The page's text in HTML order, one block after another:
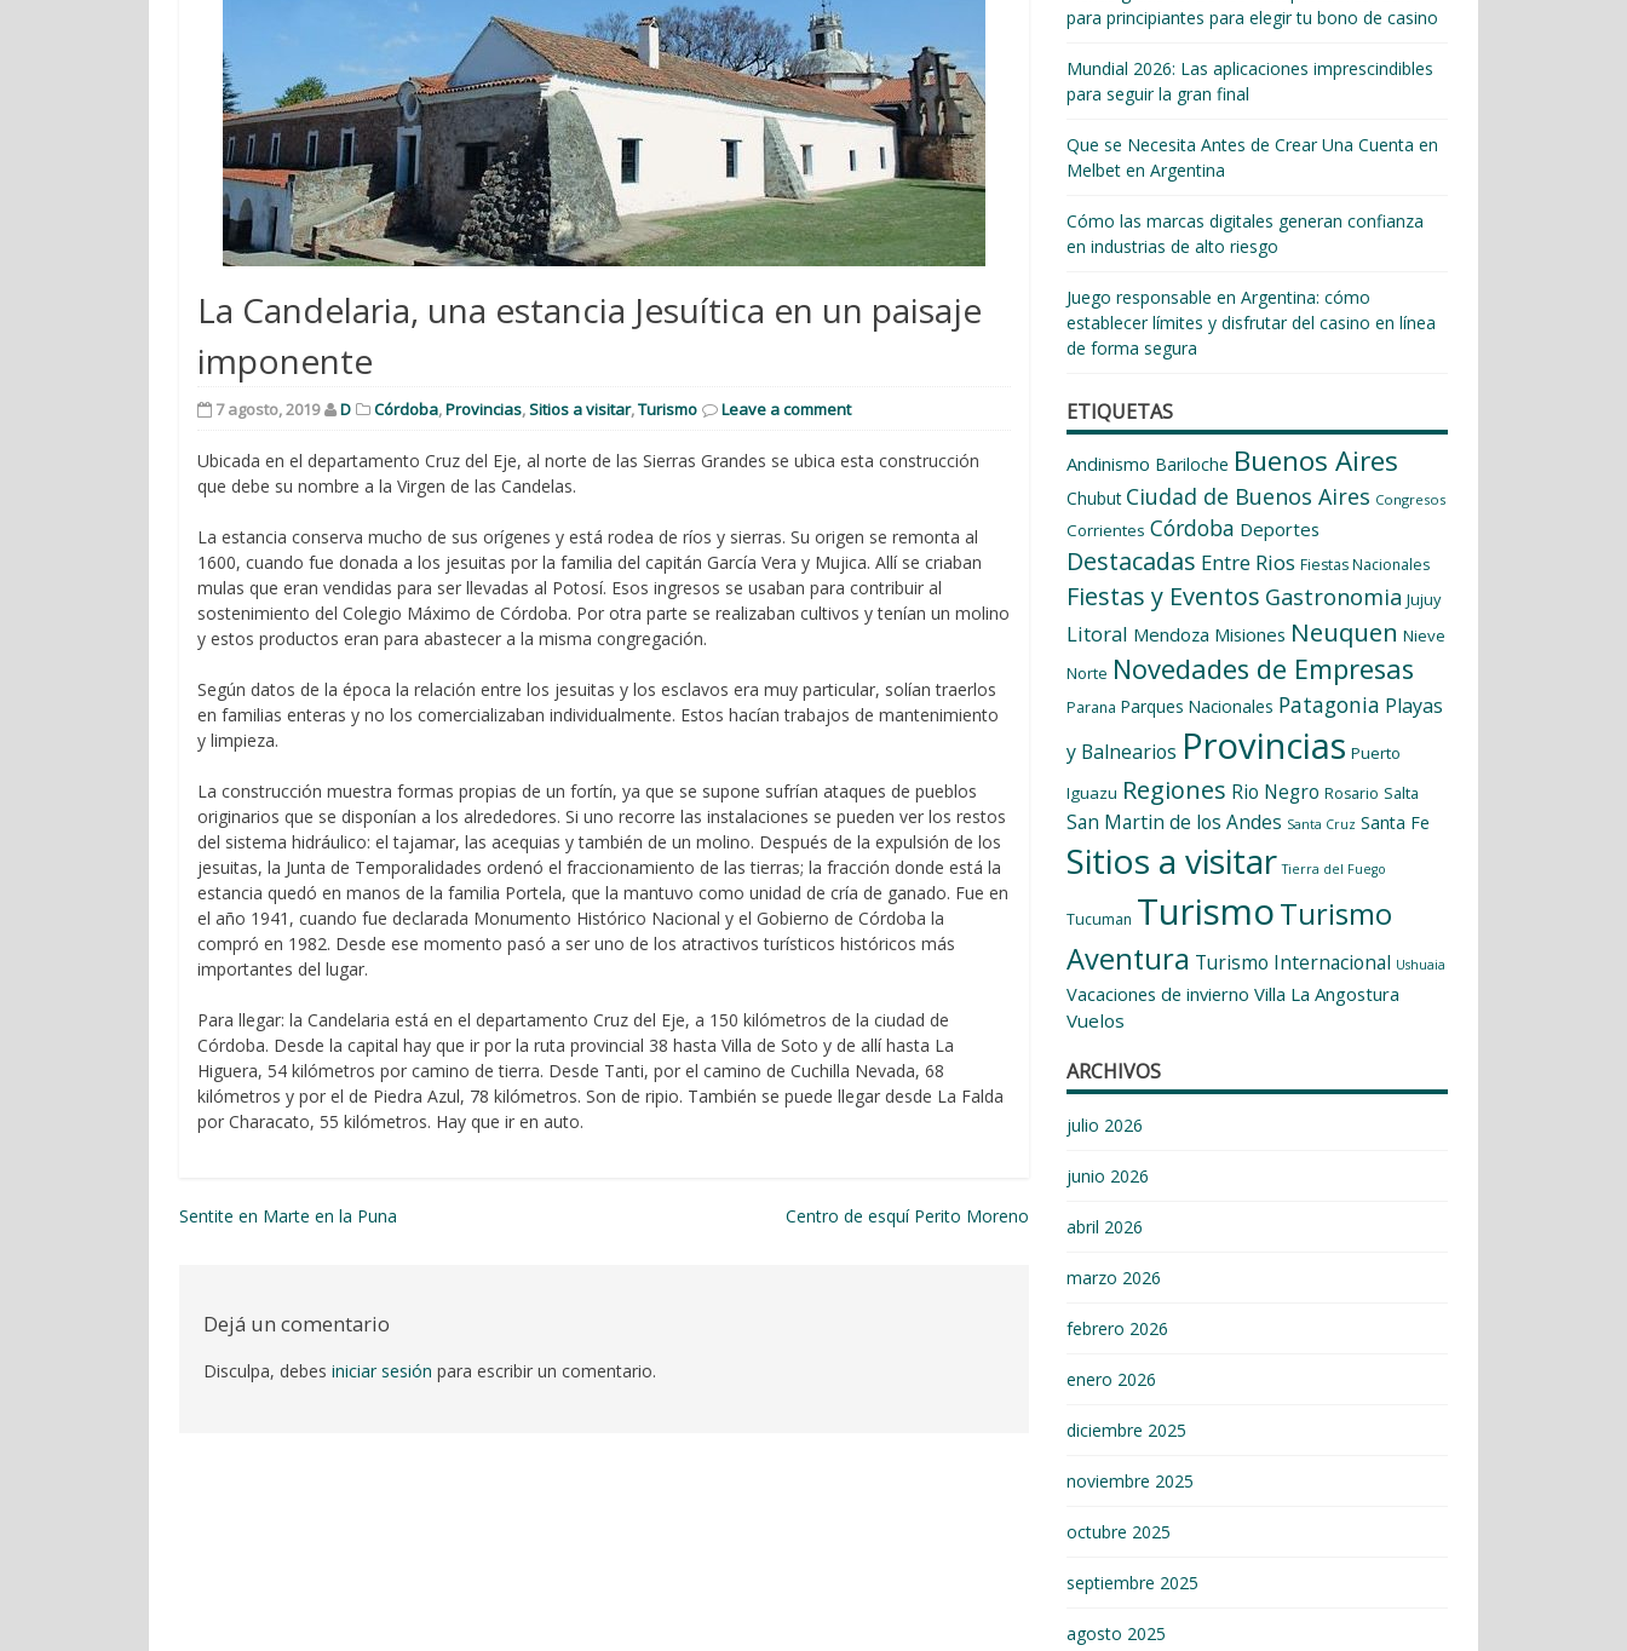
La Candelaria, una estancia Jesuítica en un paisaje
imponente
7 agosto, 2019 D Córdoba,Provincias,Sitios a visitar,Turismo Leave a comment
Ubicada en el departamento Cruz del Eje, al norte de las Sierras Grandes se ubica esta construcción
que debe su nombre a la Virgen de las Candelas.
La estancia conserva mucho de sus orígenes y está rodea de ríos y sierras. Su origen se remonta al
1600, cuando fue donada a los jesuitas por la familia del capitán García Vera y Mujica. Allí se criaban
mulas que eran vendidas para ser llevadas al Potosí. Esos ingresos se usaban para contribuir al
sostenimiento del Colegio Máximo de Córdoba. Por otra parte se realizaban cultivos y tenían un molino
y estos productos eran para abastecer a la misma congregación.
Según datos de la época la relación entre los jesuitas y los esclavos era muy particular, solían traerlos
en familias enteras y no los comercializaban individualmente. Estos hacían trabajos de mantenimiento
y limpieza.
La construcción muestra formas propias de un fortín, ya que se supone sufrían ataques de pueblos
originarios que se disponían a los alrededores. Si uno recorre las instalaciones se pueden ver los restos
del sistema hidráulico: el tajamar, las acequias y también de un molino. Después de la expulsión de los
jesuitas, la Junta de Temporalidades ordenó el fraccionamiento de las tierras; la fracción donde está la
estancia quedó en manos de la familia Portela, que la mantuvo como unidad de cría de ganado. Fue en
el año 1941, cuando fue declarada Monumento Histórico Nacional y el Gobierno de Córdoba la
compró en 1982. Desde ese momento pasó a ser uno de los atractivos turísticos históricos más
importantes del lugar.
Para llegar: la Candelaria está en el departamento Cruz del Eje, a 150 kilómetros de la ciudad de
Córdoba. Desde la capital hay que ir por la ruta provincial 38 hasta Villa de Soto y de allí hasta La
Higuera, 54 kilómetros por camino de tierra. Desde Tanti, por el camino de Cuchilla Nevada, 68
kilómetros y por el de Piedra Azul, 78 kilómetros. Son de ripio. También se puede llegar desde La Falda
por Characato, 55 kilómetros. Hay que ir en auto.
las
entradas
Sentite en Marte en la Puna Centro de esquí Perito Moreno
Dejá un comentario
Disculpa, debesiniciar sesión para escribir un comentario.
para principiantes para elegir tu bono de casino
Mundial 2026: Las aplicaciones imprescindibles
para seguir la gran final
Que se Necesita Antes de Crear Una Cuenta en
Melbet en Argentina
Cómo las marcas digitales generan confianza
en industrias de alto riesgo
Juego responsable en Argentina: cómo
establecer límites y disfrutar del casino en línea
de forma segura
ETIQUETAS
Andinismo Bariloche Buenos Aires
Chubut Ciudad de Buenos Aires Congresos
Corrientes Córdoba Deportes
Destacadas Entre Rios Fiestas Nacionales
Fiestas y Eventos Gastronomia Jujuy
Litoral Mendoza Misiones Neuquen Nieve
Norte Novedades de Empresas
Parana Parques Nacionales Patagonia Playas
y Balnearios Provincias Puerto
Iguazu Regiones Rio Negro Rosario Salta
San Martin de los Andes Santa Cruz Santa Fe
Sitios a visitar Tierra del Fuego
Tucuman TurismoTurismo
Aventura Turismo Internacional Ushuaia
Vacaciones de invierno Villa La Angostura
Vuelos
ARCHIVOS
julio 2026
junio 2026
abril 2026
marzo 2026
febrero 2026
enero 2026
diciembre 2025
noviembre 2025
octubre 2025
septiembre 2025
agosto 2025